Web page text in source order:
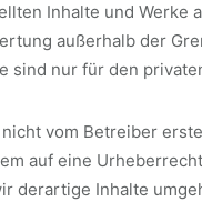
Inhalte und
außerhalb der
sind nur für den
vom Betreiber
auf eine
derartige Inhalte